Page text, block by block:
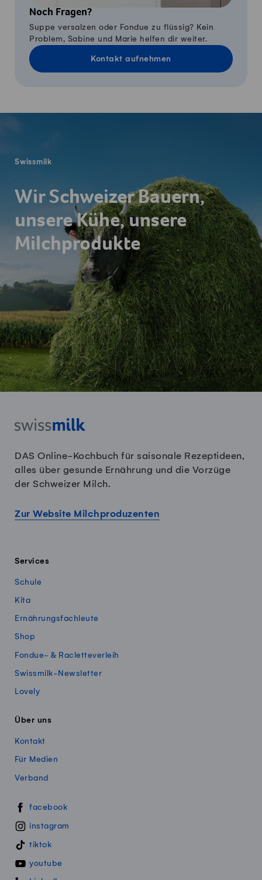
Noch Fragen?
Suppe versalzen oder Fondue zu flüssig? Kein
Problem, Sabine und Marie helfen dir weiter.
Kontakt aufnehmen
Swissmilk
Wir Schweizer Bauern,
unsere Kühe, unsere
Milchprodukte
DAS Online-Kochbuch für saisonale Rezeptideen,
alles über gesunde Ernährung und die Vorzüge
der Schweizer Milch.
Zur Website Milchproduzenten
Services
Schule
Kita
Ernährungsfachleute
Shop
Fondue- & Racletteverleih
Swissmilk-Newsletter
Lovely
Über uns
Kontakt
Für Medien
Verband
Swissmillk auf Social Media
facebook
instagram
tiktok
youtube